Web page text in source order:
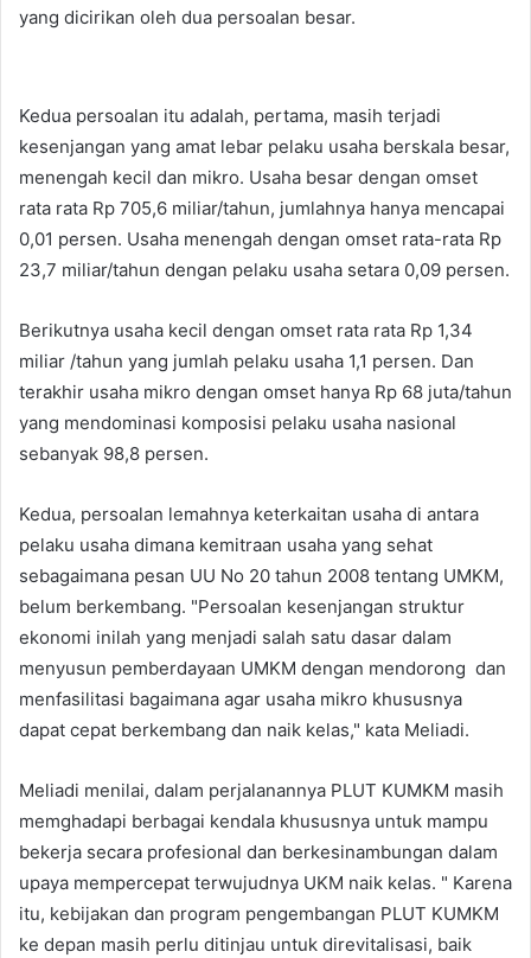
yang dicirikan oleh dua persoalan besar.
Kedua persoalan itu adalah, pertama, masih terjadi
kesenjangan yang amat lebar pelaku usaha berskala besar,
menengah kecil dan mikro. Usaha besar dengan omset
rata rata Rp 705,6 miliar/tahun, jumlahnya hanya mencapai
0,01 persen. Usaha menengah dengan omset rata-rata Rp
23,7 miliar/tahun dengan pelaku usaha setara 0,09 persen.
Berikutnya usaha kecil dengan omset rata rata Rp 1,34
miliar /tahun yang jumlah pelaku usaha 1,1 persen. Dan
terakhir usaha mikro dengan omset hanya Rp 68 juta/tahun
yang mendominasi komposisi pelaku usaha nasional
sebanyak 98,8 persen.
Kedua, persoalan lemahnya keterkaitan usaha di antara
pelaku usaha dimana kemitraan usaha yang sehat
sebagaimana pesan UU No 20 tahun 2008 tentang UMKM,
belum berkembang. "Persoalan kesenjangan struktur
ekonomi inilah yang menjadi salah satu dasar dalam
menyusun pemberdayaan UMKM dengan mendorong dan
menfasilitasi bagaimana agar usaha mikro khususnya
dapat cepat berkembang dan naik kelas," kata Meliadi.
Meliadi menilai, dalam perjalanannya PLUT KUMKM masih
memghadapi berbagai kendala khususnya untuk mampu
bekerja secara profesional dan berkesinambungan dalam
upaya mempercepat terwujudnya UKM naik kelas. " Karena
itu, kebijakan dan program pengembangan PLUT KUMKM
ke depan masih perlu ditinjau untuk direvitalisasi, baik